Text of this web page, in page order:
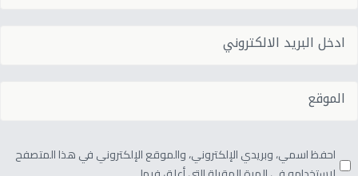
احفظ اسمي، وبريدي الإلكتروني، والموقع الإلكتروني في هذا المتصفح